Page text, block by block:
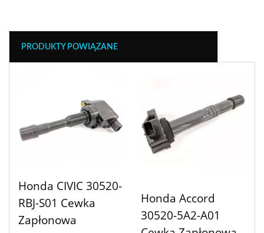
PRODUKTY POWIĄZANE
Honda CIVIC 30520-
RBJ-S01 Cewka
Zapłonowa
Honda Accord
30520-5A2-A01